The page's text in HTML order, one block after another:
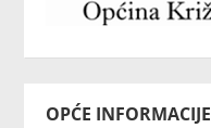
OPĆE INFORMACIJE